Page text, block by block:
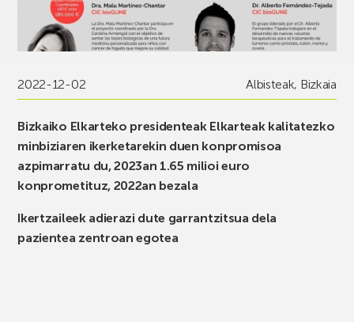
2022-12-02 Albisteak, Bizkaia
Bizkaiko Elkarteko presidenteak Elkarteak kalitatezko
minbiziaren ikerketarekin duen konpromisoa
azpimarratu du, 2023an 1.65 milioi euro
konprometituz, 2022an bezala
Ikertzaileek adierazi dute garrantzitsua dela
pazientea zentroan egotea